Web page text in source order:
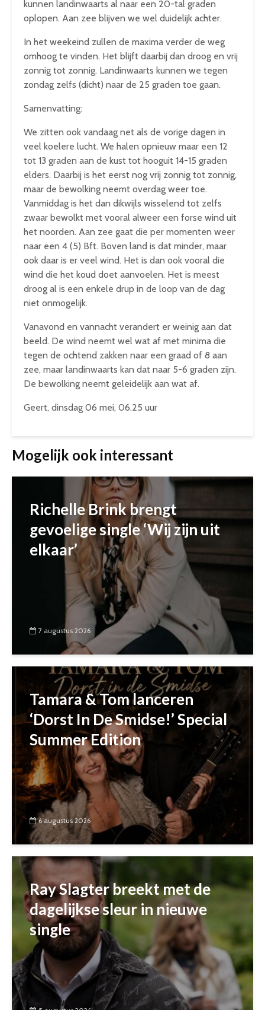
kunnen landinwaarts al naar een 20-tal graden
oplopen. Aan zee blijven we wel duidelijk achter.
In het weekeind zullen de maxima verder de weg
omhoog te vinden. Het blijft daarbij dan droog en vrij
zonnig tot zonnig. Landinwaarts kunnen we tegen
zondag zelfs (dicht) naar de 25 graden toe gaan.
Samenvatting:
We zitten ook vandaag net als de vorige dagen in
veel koelere lucht. We halen opnieuw maar een 12
tot 13 graden aan de kust tot hooguit 14-15 graden
elders. Daarbij is het eerst nog vrij zonnig tot zonnig,
maar de bewolking neemt overdag weer toe.
Vanmiddag is het dan dikwijls wisselend tot zelfs
zwaar bewolkt met vooral alweer een forse wind uit
het noorden. Aan zee gaat die per momenten weer
naar een 4 (5) Bft. Boven land is dat minder, maar
ook daar is er veel wind. Het is dan ook vooral die
wind die het koud doet aanvoelen. Het is meest
droog al is een enkele drup in de loop van de dag
niet onmogelijk.
Vanavond en vannacht verandert er weinig aan dat
beeld. De wind neemt wel wat af met minima die
tegen de ochtend zakken naar een graad of 8 aan
zee, maar landinwaarts kan dat naar 5-6 graden zijn.
De bewolking neemt geleidelijk aan wat af.
Geert, dinsdag 06 mei, 06.25 uur
Mogelijk ook interessant
Richelle Brink brengt
gevoelige single ‘Wij zijn uit
elkaar’
7 augustus 2026
Tamara & Tom lanceren
‘Dorst In De Smidse!’ Special
Summer Edition
6 augustus 2026
Ray Slagter breekt met de
dagelijkse sleur in nieuwe
single